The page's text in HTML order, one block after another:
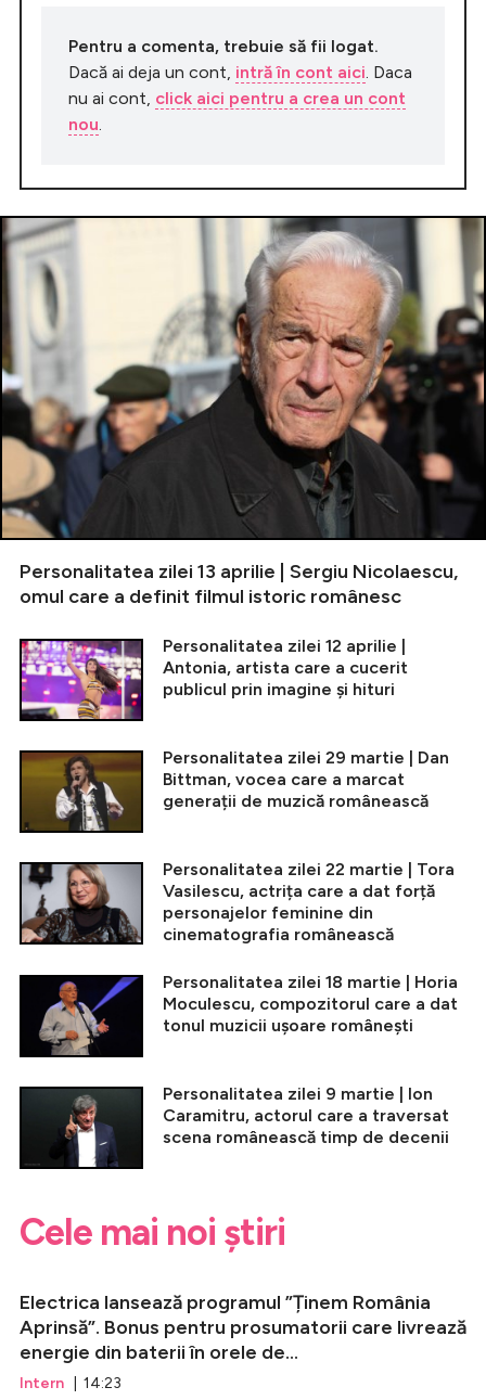
Pentru a comenta, trebuie să fii logat.
Dacă ai deja un cont, intră în cont aici. Daca
nu ai cont, click aici pentru a crea un cont
nou.
Personalitatea zilei 13 aprilie | Sergiu Nicolaescu,
omul care a definit filmul istoric românesc
Personalitatea zilei 12 aprilie |
Antonia, artista care a cucerit
publicul prin imagine și hituri
Personalitatea zilei 29 martie | Dan
Bittman, vocea care a marcat
generații de muzică românească
Personalitatea zilei 22 martie | Tora
Vasilescu, actrița care a dat forță
personajelor feminine din
cinematografia românească
Personalitatea zilei 18 martie | Horia
Moculescu, compozitorul care a dat
tonul muzicii ușoare românești
Personalitatea zilei 9 martie | Ion
Caramitru, actorul care a traversat
scena românească timp de decenii
Cele mai noi știri
Electrica lansează programul ”Ținem România
Aprinsă”. Bonus pentru prosumatorii care livrează
energie din baterii în orele de...
Intern | 14:23